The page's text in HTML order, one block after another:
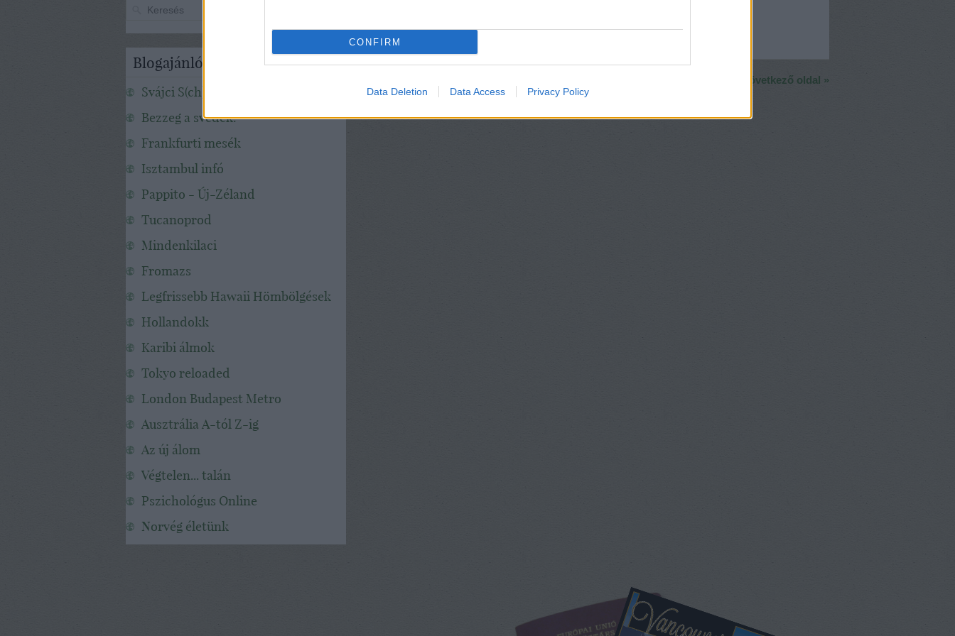
CONFIRM
Data Deletion Data Access Privacy Policy
Blogajánló
Svájci S(ch)apka
Bezzeg a svédek!
Frankfurti mesék
Isztambul infó
Pappito - Új-Zéland
Tucanoprod
Mindenkilaci
Fromazs
Legfrissebb Hawaii Hömbölgések
Hollandokk
Karibi álmok
Tokyo reloaded
London Budapest Metro
Ausztrália A-tól Z-ig
Az új álom
Végtelen... talán
Pszichológus Online
Norvég életünk
Következő oldal »